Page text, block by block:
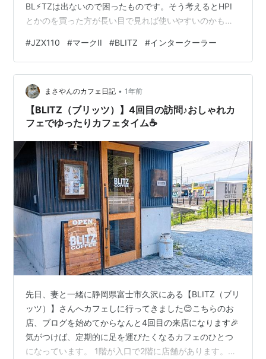
BL⚡︎TZは出ないので困ったものです。そう考えるとHPI
とかのを買った方が長い目で見れば使いやすいのかもし
ボロですね。歪んでるしひび割れもあります。見なかっ
たことにしましょう🫣 エアコン配管にパイピングが接触
するとすぐ穴が空いてしまうと聞いたので 編組チューブ
で雑に保護しました。普通のコルゲートチューブの方が
よかったかも。 適当に繋げました。外したものと全く同
じものを買ったので無加工…
#JZX110 #マークII #BLITZ #インタークーラー
まさやんのカフェ日記 • 1年前
【BLITZ（ブリッツ）】4回目の訪問♪おしゃれカ
フェでゆったりカフェタイム☕️
先日、妻と一緒に静岡県富士市久沢にある【BLITZ（ブリ
ッツ）】さんへカフェしに行ってきました😊こちらのお
店、ブログを始めてからなんと4回目の来店になります🎉
気がつけば、定期的に足を運びたくなるカフェのひとつ
になっています。 1階が入口で2階に店舗があります。